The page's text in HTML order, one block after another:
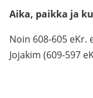
Aika, paikka ja
Noin 608-605 eKr.
Jojakim (609-597